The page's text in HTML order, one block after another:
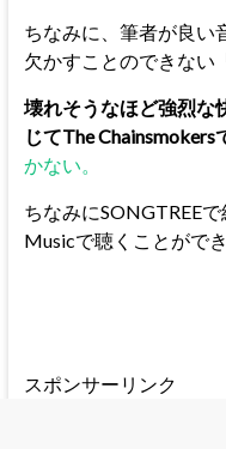
ちなみに、筆者が良い
欠かすことのできない
壊れそうなほど強烈な
じてThe Chainsmokers
かない。
ちなみにSONGTREE
Musicで聴くことができ
スポンサーリンク